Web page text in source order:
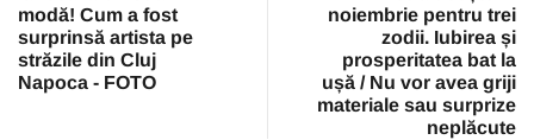
modă! Cum a fost
surprinsă artista pe
străzile din Cluj
Napoca - FOTO
noiembrie pentru trei
zodii. Iubirea și
prosperitatea bat la
ușă / Nu vor avea griji
materiale sau surprize
neplăcute